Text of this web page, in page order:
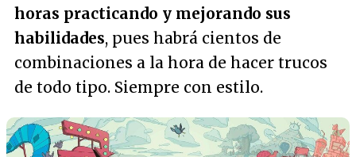
horas practicando y mejorando sus
habilidades, pues habrá cientos de
combinaciones a la hora de hacer trucos
de todo tipo. Siempre con estilo.